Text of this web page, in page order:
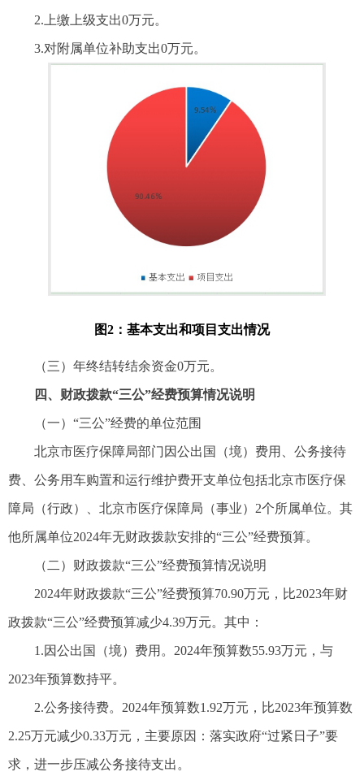
2.上缴上级支出0万元。
3.对附属单位补助支出0万元。
图2：基本支出和项目支出情况
（三）年终结转结余资金0万元。
四、财政拨款“三公”经费预算情况说明
（一）“三公”经费的单位范围
北京市医疗保障局部门因公出国（境）费用、公务接待
费、公务用车购置和运行维护费开支单位包括北京市医疗保
障局（行政）、北京市医疗保障局（事业）2个所属单位。其
他所属单位2024年无财政拨款安排的“三公”经费预算。
（二）财政拨款“三公”经费预算情况说明
2024年财政拨款“三公”经费预算70.90万元，比2023年财
政拨款“三公”经费预算减少4.39万元。其中：
1.因公出国（境）费用。2024年预算数55.93万元，与
2023年预算数持平。
2.公务接待费。2024年预算数1.92万元，比2023年预算数
2.25万元减少0.33万元，主要原因：落实政府“过紧日子”要
求，进一步压减公务接待支出。